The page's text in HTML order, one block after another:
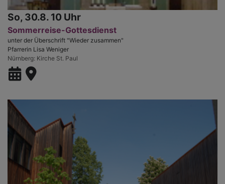
So, 30.8. 10 Uhr
Sommerreise-Gottesdienst
unter der Überschrift "Wieder zusammen"
Pfarrerin Lisa Weniger
Nürnberg Kirche St. Paul